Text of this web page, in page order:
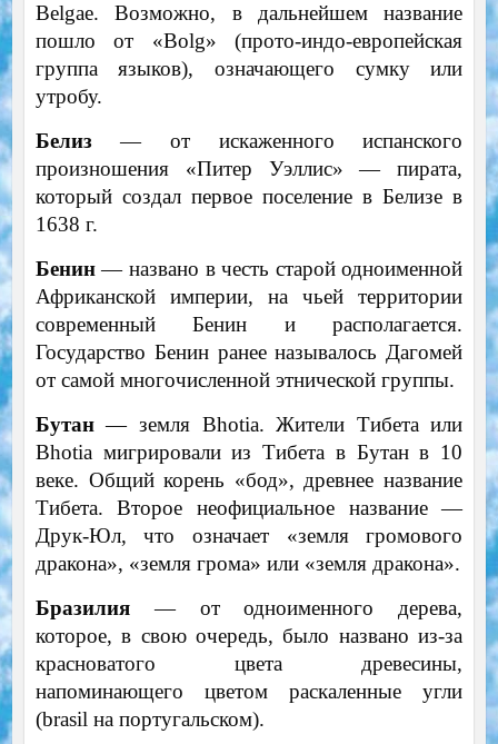
Belgae. Возможно, в дальнейшем название
пошло от «Bolg» (прото-индо-европейская
группа языков), означающего сумку или
утробу.
Белиз— от искаженного испанского
произношения «Питер Уэллис» — пирата,
который создал первое поселение в Белизе в
1638 г.
Бенин— названо в честь старой одноименной
Африканской империи, на чьей территории
современный Бенин и располагается.
Государство Бенин ранее называлось Дагомей
от самой многочисленной этнической группы.
Бутан— земля Bhotia. Жители Тибета или
Bhotia мигрировали из Тибета в Бутан в 10
веке. Общий корень «бод», древнее название
Тибета. Второе неофициальное название —
Друк-Юл, что означает «земля громового
дракона», «земля грома» или «земля дракона».
Бразилия— от одноименного дерева,
которое, в свою очередь, было названо из-за
красноватого цвета древесины,
напоминающего цветом раскаленные угли
(brasil на португальском).